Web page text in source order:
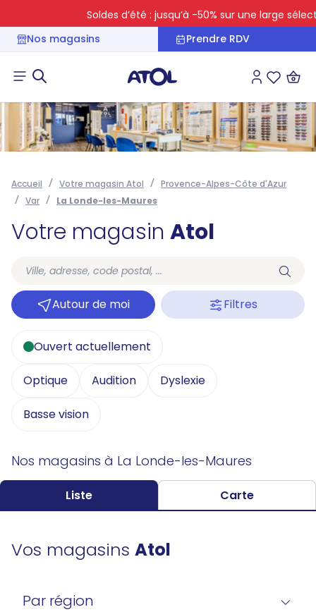
Soldes d’été : jusqu’à -50% sur une large
Nos magasins
Prendre RDV
Connexion
Accueil Votre magasin Atol
Provence-Alpes-Côte d'Azur
Var
La Londe-les-Maures
Votre magasin Atol
Autour de moi Filtres
Ouvert actuellement
Optique Audition Dyslexie
Basse vision
Nos magasins à La Londe-les-Maures
Liste Carte
Vos magasins Atol
Par région